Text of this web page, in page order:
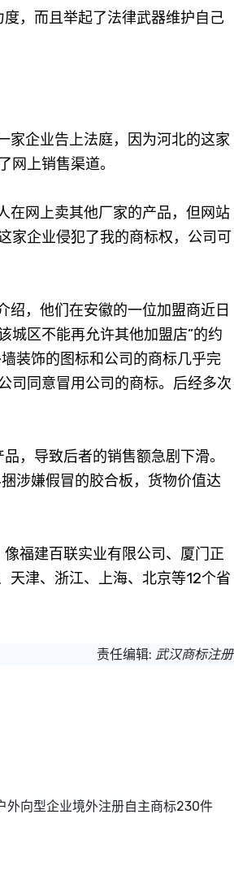
度，而且举起了法律武器维护自己
家企业告上法庭，因为河北的这家
网上销售渠道。
在网上卖其他厂家的产品，但网站
家企业侵犯了我的商标权，公司可
绍，他们在安徽的一位加盟商近日
城区不能再允许其他加盟店”的约
装饰的图标和公司的商标几乎完
司同意冒用公司的商标。后经多次
，导致后者的销售额急剧下滑。
涉嫌假冒的胶合板，货物价值达
像福建百联实业有限公司、厦门正
天津、浙江、上海、北京等12个省
责任编辑: 武汉商标注册
外向型企业境外注册自主商标230件